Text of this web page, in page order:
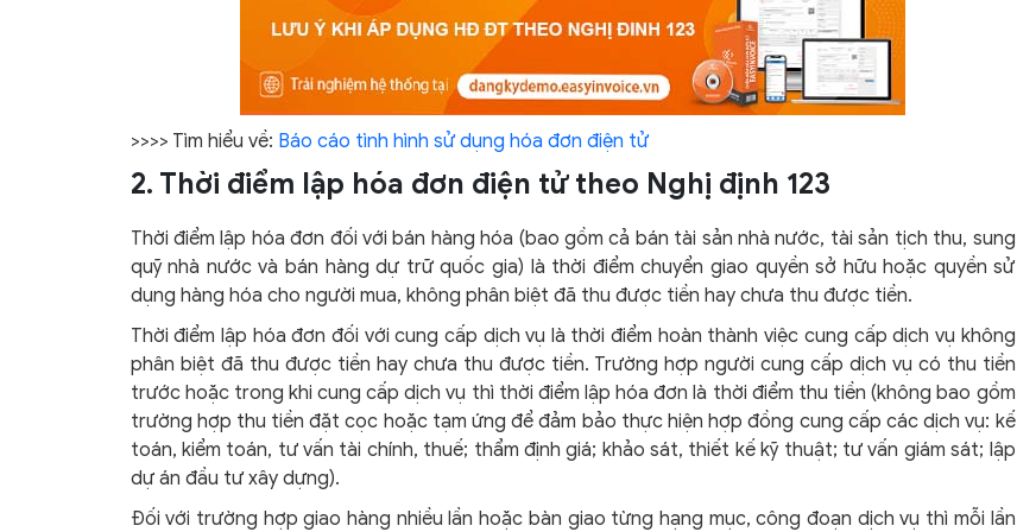
>>>> Tìm hiểu về: Báo cáo tình hình sử dụng hóa đơn điện tử
2. Thời điểm lập hóa đơn điện tử theo Nghị định 123
Thời điểm lập hóa đơn đối với bán hàng hóa (bao gồm cả bán tài sản nhà nước, tài sản tịch thu, sung
quỹ nhà nước và bán hàng dự trữ quốc gia) là thời điểm chuyển giao quyền sở hữu hoặc quyền sử
dụng hàng hóa cho người mua, không phân biệt đã thu được tiền hay chưa thu được tiền.
Thời điểm lập hóa đơn đối với cung cấp dịch vụ là thời điểm hoàn thành việc cung cấp dịch vụ không
phân biệt đã thu được tiền hay chưa thu được tiền. Trường hợp người cung cấp dịch vụ có thu tiền
trước hoặc trong khi cung cấp dịch vụ thì thời điểm lập hóa đơn là thời điểm thu tiền (không bao gồm
trường hợp thu tiền đặt cọc hoặc tạm ứng để đảm bảo thực hiện hợp đồng cung cấp các dịch vụ: kế
toán, kiểm toán, tư vấn tài chính, thuế; thẩm định giá; khảo sát, thiết kế kỹ thuật; tư vấn giám sát; lập
dự án đầu tư xây dựng).
Đối với trường hợp giao hàng nhiều lần hoặc bàn giao từng hạng mục, công đoạn dịch vụ thì mỗi lần